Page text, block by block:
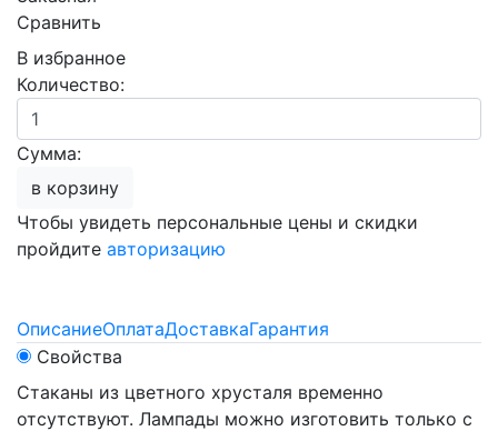
Сравнить
В избранное
Количество:
Сумма:
в корзину
Чтобы увидеть персональные цены и скидки
пройдите авторизацию
ОписаниеОплатаДоставкаГарантия
Свойства
Стаканы из цветного хрусталя временно
отсутствуют. Лампады можно изготовить только с